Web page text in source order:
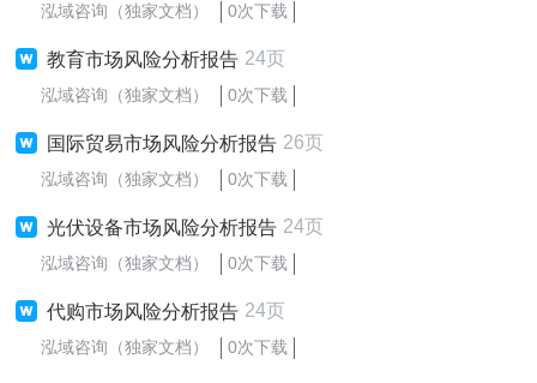
泓域咨询（独家文档） 0次下载
教育市场风险分析报告 24页
泓域咨询（独家文档） 0次下载
国际贸易市场风险分析报告 26页
泓域咨询（独家文档） 0次下载
光伏设备市场风险分析报告 24页
泓域咨询（独家文档） 0次下载
代购市场风险分析报告 24页
泓域咨询（独家文档） 0次下载